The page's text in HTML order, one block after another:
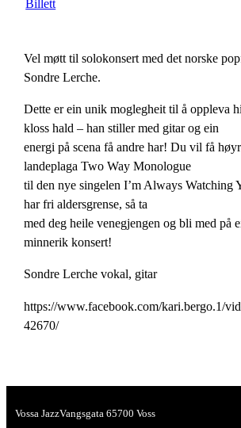
Billett
Vel møtt til solokonsert med det norske
Sondre Lerche.
Dette er ein unik moglegheit til å oppleva
kloss hald – han stiller med gitar og ein
energi på scena få andre har! Du vil få
landeplaga Two Way Monologue
til den nye singelen I’m Always Watching
har fri aldersgrense, så ta
med deg heile venegjengen og bli med på
minnerik konsert!
Sondre Lerche vokal, gitar
https://www.facebook.com/kari.bergo.1/
42670/
Vossa JazzVangsgata 65700 Voss